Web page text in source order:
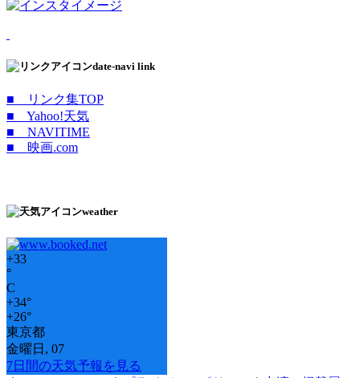
date-navi link
■ リンク集TOP
■ Yahoo!天気
■ NAVITIME
■ 映画.com
weather
+33
°
C
+34°
+26°
東京都
金曜日, 07
7日間の天気予報を見る